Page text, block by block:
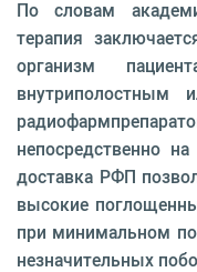
По словам
терапия
организм
внутриполостным
непосредственно
доставка РФП
высокие
при минимальном
незначительных